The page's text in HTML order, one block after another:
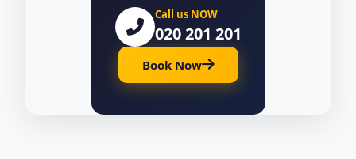
Call us NOW
020 201 201
Book Now